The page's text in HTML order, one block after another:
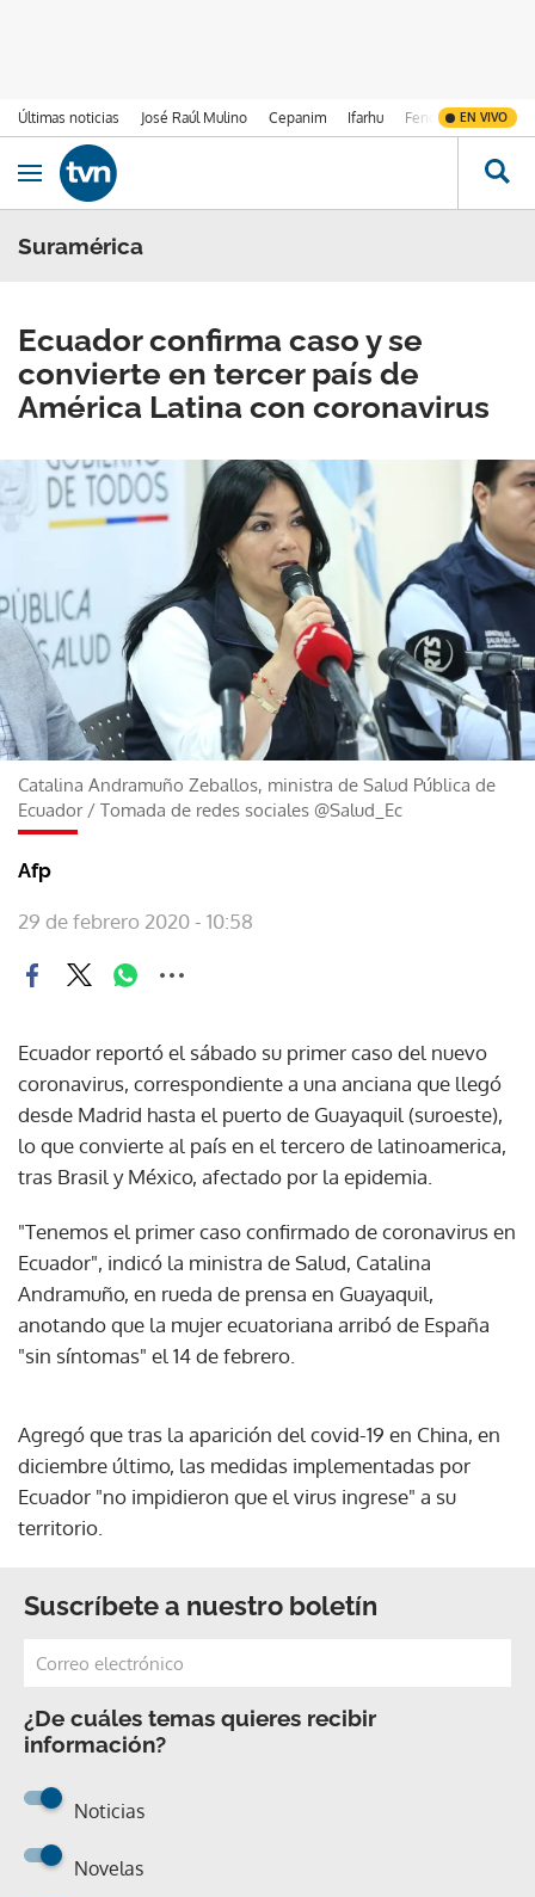
Últimas noticias José Raúl Mulino Cepanim Ifarhu Fenómeno de El
EN VIVO
Ir al contenido
Obrir navegació
Suramérica
Ecuador confirma caso y se
convierte en tercer país de
América Latina con coronavirus
Catalina Andramuño Zeballos, ministra de Salud Pública de
Ecuador/ Tomada de redes sociales @Salud_Ec
Afp
29 de febrero 2020 - 10:58
Ecuador reportó el sábado su primer caso del nuevo
coronavirus, correspondiente a una anciana que llegó
desde Madrid hasta el puerto de Guayaquil (suroeste),
lo que convierte al país en el tercero de latinoamerica,
tras Brasil y México, afectado por la epidemia.
"Tenemos el primer caso confirmado de coronavirus en
Ecuador", indicó la ministra de Salud, Catalina
Andramuño, en rueda de prensa en Guayaquil,
anotando que la mujer ecuatoriana arribó de España
"sin síntomas" el 14 de febrero.
Agregó que tras la aparición del covid-19 en China, en
diciembre último, las medidas implementadas por
Ecuador "no impidieron que el virus ingrese" a su
territorio.
Suscríbete a nuestro boletín
¿De cuáles temas quieres recibir
información?
Noticias
Novelas